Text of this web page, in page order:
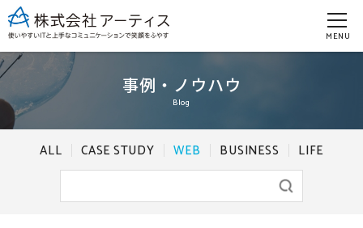
MENU
事例・ノウハウ
Blog
ALL CASE STUDY WEB BUSINESS LIFE